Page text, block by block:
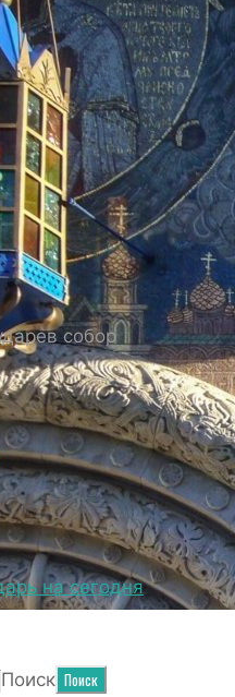
ГОСУДАРЕВА
ВНУТРЕННИЙ
ДАННЫЕ
СОБОРА.
СОБОРА
ФЕОДОРОВСКОГО
ФЕОДОРОВСКОГО
собор
на сегодня
Поиск